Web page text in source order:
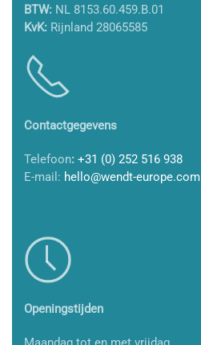
BTW: NL 8153.60.459.B.01
KvK: Rijnland 28065585
Contactgegevens
Telefoon: +31 (0) 252 516 938
E-mail: hello@wendt-europe.com
Openingstijden